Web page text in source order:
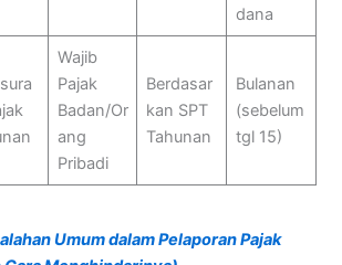
dana
Wajib
Pajak
Badan/Or
ang
Pribadi
Berdasar
kan SPT
Tahunan
Bulanan
(sebelum
tgl 15)
Umum dalam Pelaporan Pajak